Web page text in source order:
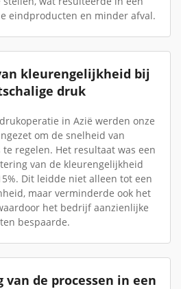
eindproducten en minder afval.
kleurengelijkheid bij
druk
in Azië werden onze
om de snelheid van
regelen. Het resultaat was een
van de kleurengelijkheid
Dit leidde niet alleen tot een
maar verminderde ook het
het bedrijf aanzienlijke
bespaarde.
van de processen in een